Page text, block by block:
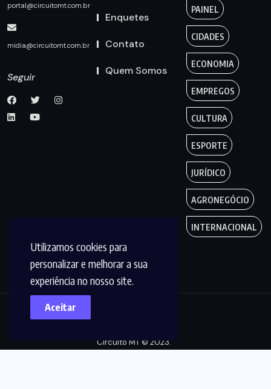
Utilizamos cookies para
personalizar e melhorar a sua
experiência no nosso site.
Aceitar
portal@circuitomt.com.br
midia@circuitomt.com.br
Seguir
Enquetes
Contato
Quem Somos
PAINEL
CIDADES
ECONOMIA
EMPREGOS
CULTURA
ESPORTE
JURÍDICO
AGRONEGÓCIO
INTERNACIONAL
Circuito MT © 2023.